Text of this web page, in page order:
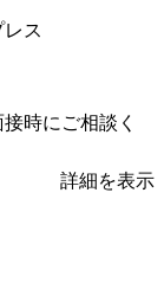
レス
時にご相談く
詳細を表示